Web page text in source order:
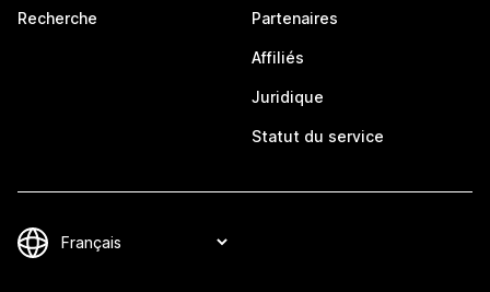
Recherche Partenaires
Affiliés
Juridique
Statut du service